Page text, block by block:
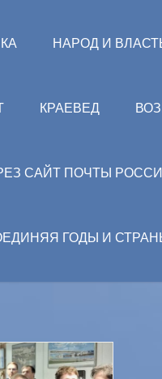
НАРОД И
КРАЕВЕД
САЙТ ПОЧТЫ
ГОДЫ И